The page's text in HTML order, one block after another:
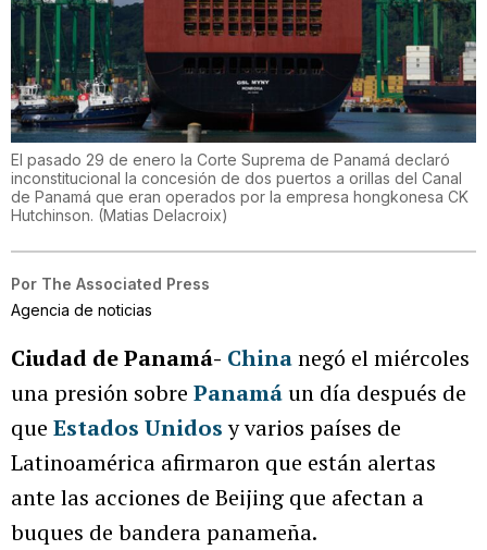
El pasado 29 de enero la Corte Suprema de Panamá declaró
inconstitucional la concesión de dos puertos a orillas del Canal
de Panamá que eran operados por la empresa hongkonesa CK
Hutchinson. (Matias Delacroix)
Por The Associated Press
Agencia de noticias
Ciudad de Panamá- Chinanegó el miércoles
una presión sobre Panamá un día después de
que Estados Unidosy varios países de
Latinoamérica afirmaron que están alertas
ante las acciones de Beijing que afectan a
buques de bandera panameña.